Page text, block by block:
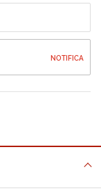
NOTIFICA